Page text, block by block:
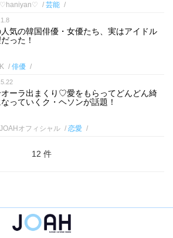
♡haniyan♡ 芸能
人気の韓国俳優・女優たち、実はアイドル
った！
K 俳優
ーラ出まくり♡愛をもらってどんどん綺
っていくク・ヘソンが話題！
JOAHオフィシャル 恋愛
12 件